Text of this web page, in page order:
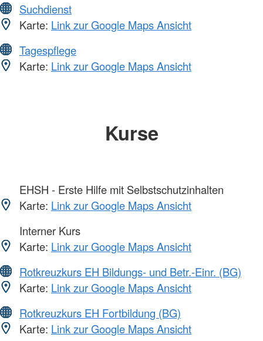
Suchdienst
Karte: Link zur Google Maps Ansicht
Tagespflege
Karte: Link zur Google Maps Ansicht
Kurse
EHSH - Erste Hilfe mit Selbstschutzinhalten
Karte: Link zur Google Maps Ansicht
Interner Kurs
Karte: Link zur Google Maps Ansicht
Rotkreuzkurs EH Bildungs- und Betr.-Einr. (BG)
Karte: Link zur Google Maps Ansicht
Rotkreuzkurs EH Fortbildung (BG)
Karte: Link zur Google Maps Ansicht